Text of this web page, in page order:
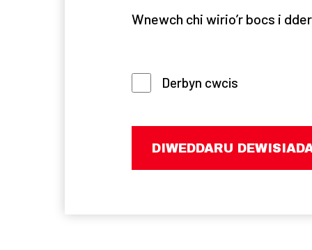
Wnewch chi wirio’r bocs i
Derbyn cwcis
DIWEDDARU